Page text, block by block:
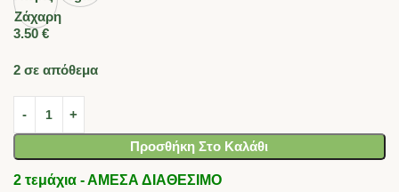
3.50€
2 σε απόθεμα
Προσθήκη Στο Καλάθι
2 τεμάχια - ΑΜΕΣΑ ΔΙΑΘΕΣΙΜΟ